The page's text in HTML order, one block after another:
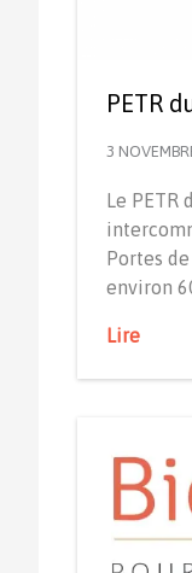
PETR
3
Le PETR
Portes
environ
Lire